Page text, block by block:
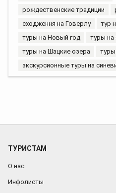
рождественские традиции
сходження на Говерлу
тур
туры на Новый год
туры на
туры на Шацкие озера
туры
экскурсионные туры на
ТУРИСТАМ
О нас
Инфолисты